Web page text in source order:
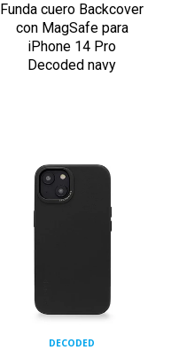
Funda cuero Backcover
con MagSafe para
iPhone 14 Pro
Decoded navy
DECODED